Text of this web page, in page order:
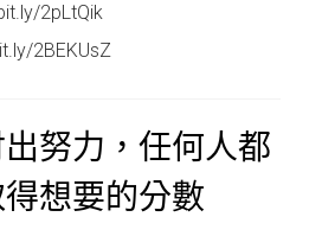
2pLtQik
2BEKUsZ
努力，任何人都
想要的分數